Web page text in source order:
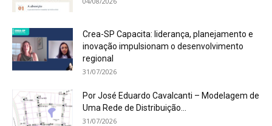
Crea-SP Capacita: liderança, planejamento e
inovação impulsionam o desenvolvimento
regional
31/07/2026
Por José Eduardo Cavalcanti – Modelagem de
Uma Rede de Distribuição...
31/07/2026